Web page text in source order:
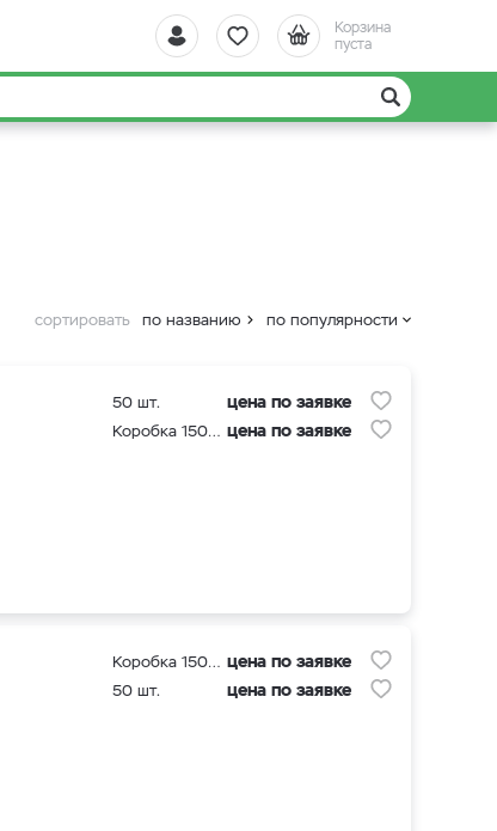
Корзина
пуста
сортировать по названию по популярности
50 шт. цена по заявке
Коробка 1500 шт цена по заявке
Коробка 1500 шт цена по заявке
50 шт. цена по заявке